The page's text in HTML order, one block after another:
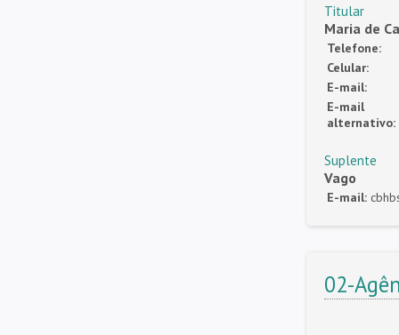
Titular
Maria de
Telefone:
Celular:
E-mail:
E-mail
alternativo:
Suplente
Vago
E-mail:
02-